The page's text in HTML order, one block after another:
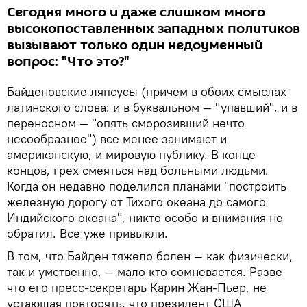
Сегодня много и даже слишком много
высокопоставленных западных политиков
вызывают только один недоуменный
вопрос: "Что это?"
Байденовские ляпсусы (причем в обоих смыслах
латинского слова: и в буквальном — "упавший", и в
переносном — "опять сморозивший нечто
несообразное") все менее занимают и
американскую, и мировую публику. В конце
концов, грех смеяться над больными людьми.
Когда он недавно поделился планами "построить
железную дорогу от Тихого океана до самого
Индийского океана", никто особо и внимания не
обратил. Все уже привыкли.
В том, что Байден тяжело болен — как физически,
так и умственно, — мало кто сомневается. Разве
что его пресс-секретарь Карин Жан-Пьер, не
устающая повторять, что президент США